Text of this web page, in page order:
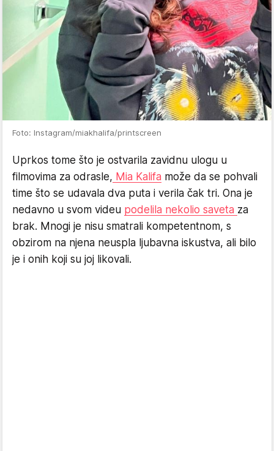
Foto: Instagram/miakhalifa/printscreen
Uprkos tome što je ostvarila zavidnu ulogu u
filmovima za odrasle, Mia Kalifa može da se pohvali
time što se udavala dva puta i verila čak tri. Ona je
nedavno u svom videu podelila nekolio saveta za
brak. Mnogi je nisu smatrali kompetentnom, s
obzirom na njena neuspla ljubavna iskustva, ali bilo
je i onih koji su joj likovali.